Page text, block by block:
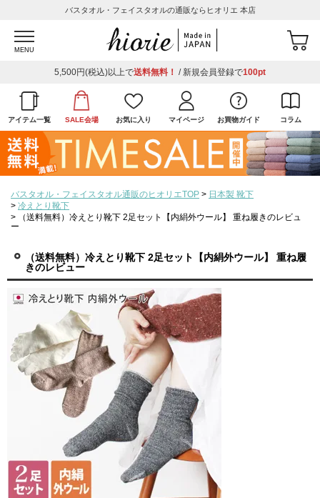
バスタオル・フェイスタオルの通販ならヒオリエ 本店
MENU
5,500円(税込)以上で送料無料！ / 新規会員登録で100pt
アイテム一覧 SALE会場 お気に入り マイページ お買物ガイド コラム
バスタオル・フェイスタオル通販のヒオリエTOP
日本製 靴下
冷えとり靴下
（送料無料）冷えとり靴下 2足セット【内絹外ウール】 重ね履きのレビュ
ー
（送料無料）冷えとり靴下 2足セット【内絹外ウール】 重ね履
きのレビュー